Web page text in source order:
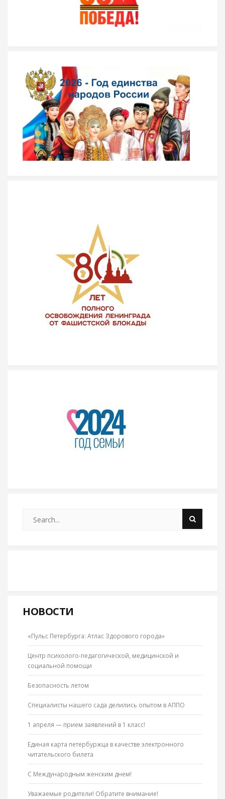
НОВОСТИ
«Пульс Петербурга: Атлас Здорового города»
Центр психолого-педагогической, медицинской и
социальной помощи
Безопасность летом
Специалисты нашего сада делились опытом в АППО
1 апреля — прием заявлений в 1 класс!
Единая карта петербуржца в качестве электронного
читательского билета
С Международным женским днем!
Уважаемые родители! Обратите внимание!